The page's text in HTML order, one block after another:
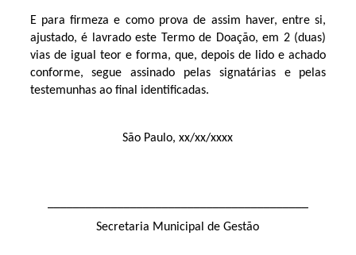
E para firmeza e como prova de assim haver, entre si,
ajustado, é lavrado este Termo de Doação, em 2 (duas)
vias de igual teor e forma, que, depois de lido e achado
conforme, segue assinado pelas signatárias e pelas
testemunhas ao final identificadas.
São Paulo, xx/xx/xxxx
Secretaria Municipal de Gestão